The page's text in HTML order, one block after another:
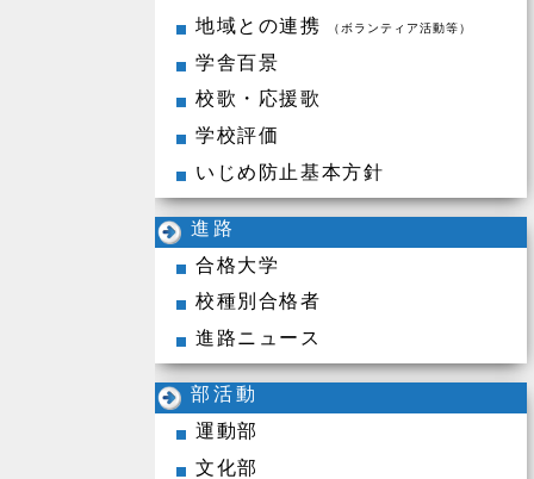
地域との連携
（ボランティア活動等）
学舎百景
校歌・応援歌
学校評価
いじめ防止基本方針
進路
合格大学
校種別合格者
進路ニュース
部活動
運動部
文化部